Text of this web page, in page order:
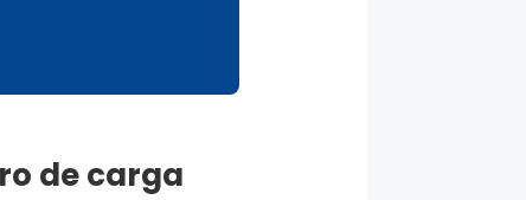
de carga